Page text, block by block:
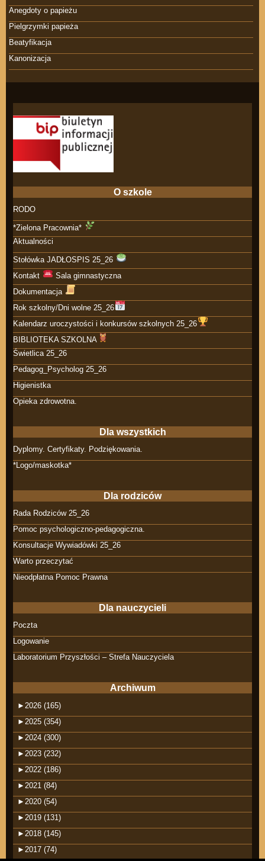
Anegdoty o papieżu
Pielgrzymki papieża
Beatyfikacja
Kanonizacja
O szkole
RODO
*Zielona Pracownia*
Aktualności
Stołówka JADŁOSPIS 25_26
Kontakt
Sala gimnastyczna
Dokumentacja
Rok szkolny/Dni wolne 25_26
Kalendarz uroczystości i konkursów szkolnych 25_26
BIBLIOTEKA SZKOLNA
Świetlica 25_26
Pedagog_Psycholog 25_26
Higienistka
Opieka zdrowotna.
Dla wszystkich
Dyplomy. Certyfikaty. Podziękowania.
*Logo/maskotka*
Dla rodziców
Rada Rodziców 25_26
Pomoc psychologiczno-pedagogiczna.
Konsultacje Wywiadówki 25_26
Warto przeczytać
Nieodpłatna Pomoc Prawna
Dla nauczycieli
Poczta
Logowanie
Laboratorium Przyszłości – Strefa Nauczyciela
Archiwum
► 2026 (165)
► 2025 (354)
► 2024 (300)
► 2023 (232)
► 2022 (186)
► 2021 (84)
► 2020 (54)
► 2019 (131)
► 2018 (145)
► 2017 (74)